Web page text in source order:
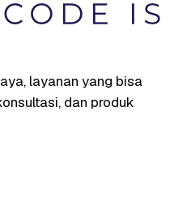
layanan yang bisa
dan produk